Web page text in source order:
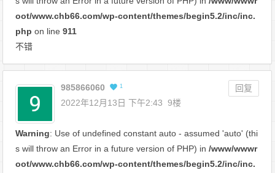
oot/www.chb66.com/wp-content/themes/begin5.2/inc/inc.
php on line911
不错
985866060 1
回复
2022年12月13日 下午2:43 9楼
Warning: Use of undefined constant auto - assumed 'auto' (thi
s will throw an Error in a future version of PHP) in/www/wwwr
oot/www.chb66.com/wp-content/themes/begin5.2/inc/inc.